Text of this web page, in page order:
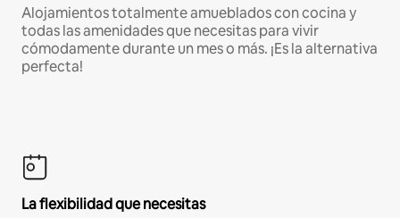
Alojamientos totalmente amueblados con cocina y
todas las amenidades que necesitas para vivir
cómodamente durante un mes o más. ¡Es la alternativa
perfecta!
La flexibilidad que necesitas